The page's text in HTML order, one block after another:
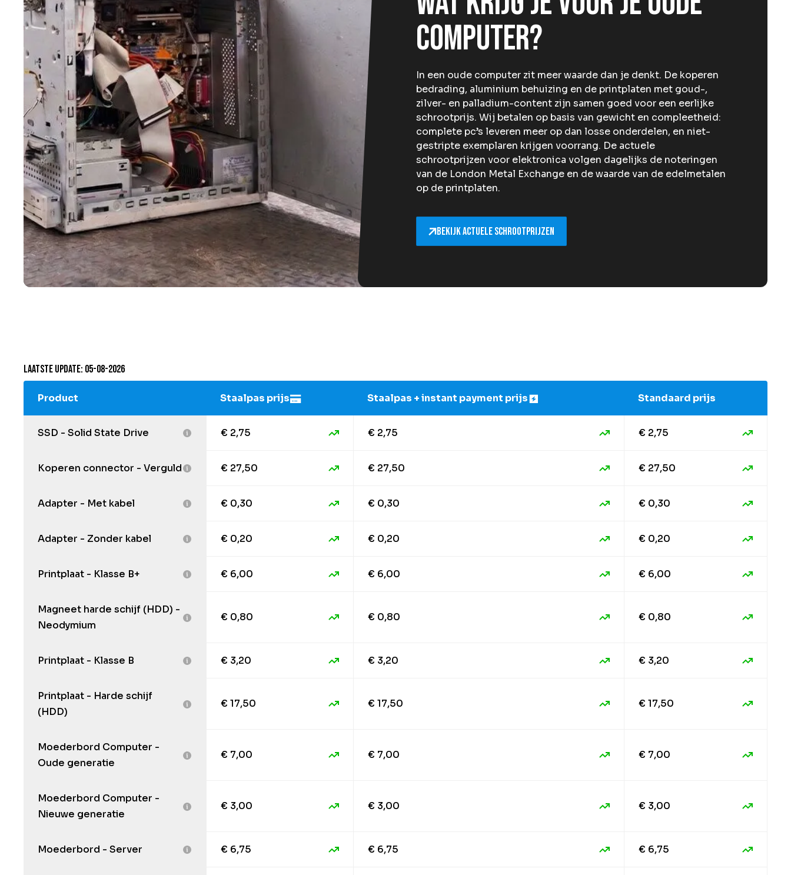
computer?
In een oude computer zit meer waarde dan je denkt. De koperen
bedrading, aluminium behuizing en de printplaten met goud-,
zilver- en palladium-content zijn samen goed voor een eerlijke
schrootprijs. Wij betalen op basis van gewicht en compleetheid:
complete pc’s leveren meer op dan losse onderdelen, en niet-
gestripte exemplaren krijgen voorrang. De actuele
schrootprijzen voor elektronica volgen dagelijks de noteringen
van de London Metal Exchange en de waarde van de edelmetalen
op de printplaten.
Bekijk actuele schrootprijzen
Laatste update: 05-08-2026
Product Staalpas prijs Staalpas + instant payment prijs Standaard prijs
SSD - Solid State Drive € 2,75 € 2,75 € 2,75
Koperen connector - Verguld € 27,50 € 27,50 € 27,50
Adapter - Met kabel € 0,30 € 0,30 € 0,30
Adapter - Zonder kabel € 0,20 € 0,20 € 0,20
Printplaat - Klasse B+ € 6,00 € 6,00 € 6,00
Magneet harde schijf (HDD) -
Neodymium
€ 0,80 € 0,80 € 0,80
Printplaat - Klasse B € 3,20 € 3,20 € 3,20
Printplaat - Harde schijf
(HDD)
€ 17,50 € 17,50 € 17,50
Moederbord Computer -
Oude generatie
€ 7,00 € 7,00 € 7,00
Moederbord Computer -
Nieuwe generatie
€ 3,00 € 3,00 € 3,00
Moederbord - Server € 6,75 € 6,75 € 6,75